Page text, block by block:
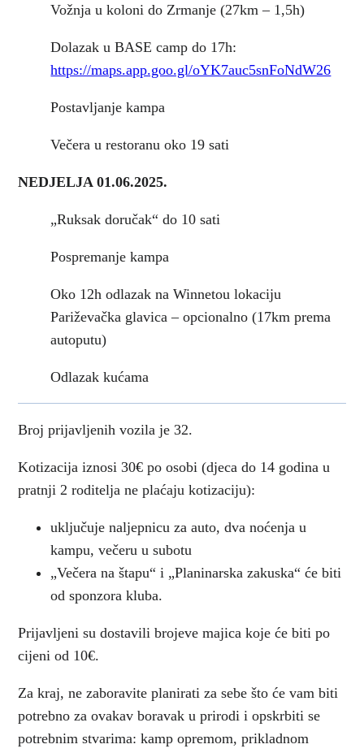
Vožnja u koloni do Zrmanje (27km – 1,5h)
Dolazak u BASE camp do 17h:
https://maps.app.goo.gl/oYK7auc5snFoNdW26
Postavljanje kampa
Večera u restoranu oko 19 sati
NEDJELJA 01.06.2025.
„Ruksak doručak“ do 10 sati
Pospremanje kampa
Oko 12h odlazak na Winnetou lokaciju
Pariževačka glavica – opcionalno (17km prema
autoputu)
Odlazak kućama
Broj prijavljenih vozila je 32.
Kotizacija iznosi 30€ po osobi (djeca do 14 godina u
pratnji 2 roditelja ne plaćaju kotizaciju):
uključuje naljepnicu za auto, dva noćenja u
kampu, večeru u subotu
„Večera na štapu“ i „Planinarska zakuska“ će biti
od sponzora kluba.
Prijavljeni su dostavili brojeve majica koje će biti po
cijeni od 10€.
Za kraj, ne zaboravite planirati za sebe što će vam biti
potrebno za ovakav boravak u prirodi i opskrbiti se
potrebnim stvarima: kamp opremom, prikladnom